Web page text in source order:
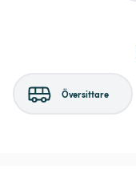
Översittare